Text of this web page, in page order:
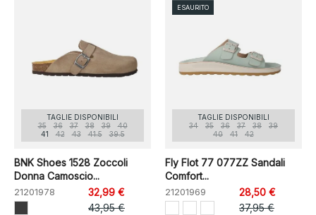
TAGLIE DISPONIBILI
35
36 37 38 39
40
41
42 43 41.5 39.5
BNK Shoes 1528 Zoccoli
Donna Camoscio...
21201978
32,99 €
43,95 €
TAGLIE DISPONIBILI
34
35 36 37 38
39
40
41 42
Fly Flot 77 077ZZ Sandali
Comfort...
21201969
28,50 €
37,95 €
ESAURITO